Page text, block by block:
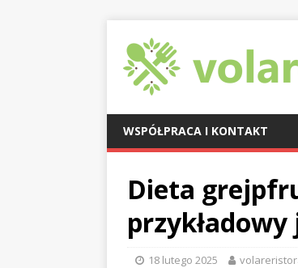
WSPÓŁPRACA I KONTAKT
Dieta
przykładowy
18 lutego 2025